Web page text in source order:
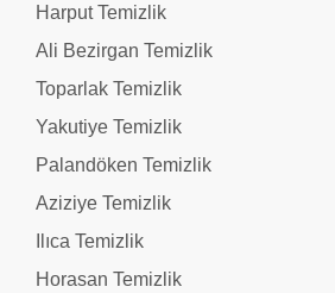
Harput Temizlik
Ali Bezirgan Temizlik
Toparlak Temizlik
Yakutiye Temizlik
Palandöken Temizlik
Aziziye Temizlik
Ilıca Temizlik
Horasan Temizlik